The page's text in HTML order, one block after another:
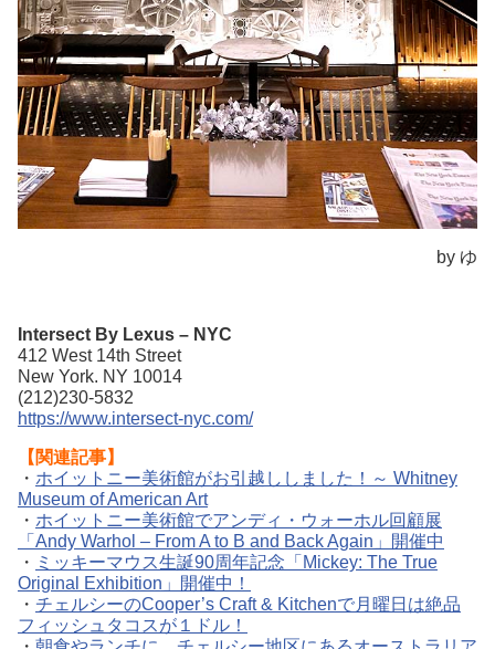
by ゆ
Intersect By Lexus – NYC
412 West 14th Street
New York. NY 10014
(212)230-5832
https://www.intersect-nyc.com/
【関連記事】
・ ホイットニー美術館がお引越ししました！～ Whitney
Museum of American Art
・ ホイットニー美術館でアンディ・ウォーホル回顧展
「Andy Warhol – From A to B and Back Again」開催中
・ ミッキーマウス生誕90周年記念「Mickey: The True
Original Exhibition」開催中！
・ チェルシーのCooper’s Craft & Kitchenで月曜日は絶品
フィッシュタコスが１ドル！